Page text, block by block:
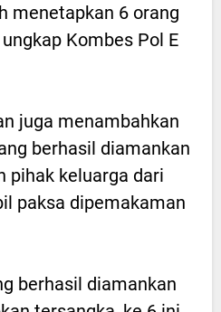
menetapkan 6 orang
Kombes Pol E
juga menambahkan
berhasil diamankan
pihak keluarga dari
paksa dipemakaman
berhasil diamankan